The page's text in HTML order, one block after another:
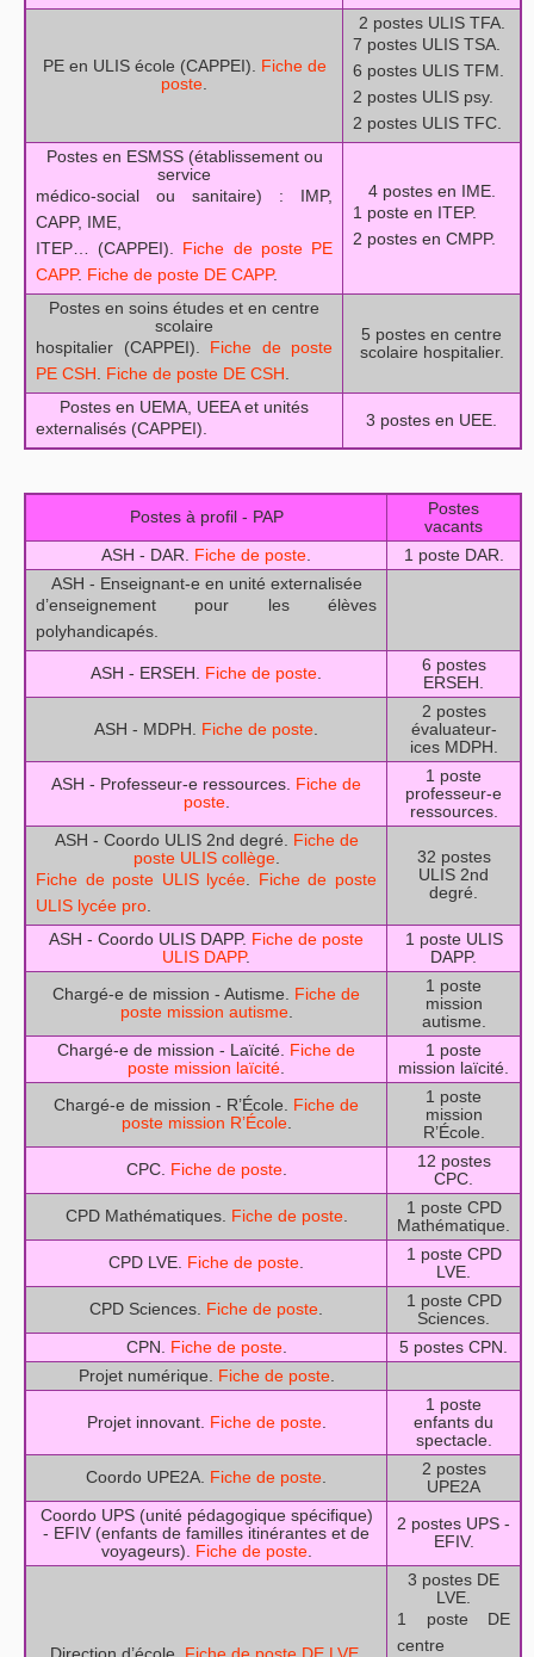
PE en ULIS école (CAPPEI).
Fiche de
poste
2 postes ULIS TFA.
7 postes ULIS TSA.
6 postes ULIS TFM.
2 postes ULIS psy.
2 postes ULIS TFC.
Postes en ESMSS (établissement ou
service
médico-social ou sanitaire) : IMP,
CAPP, IME,
ITEP… (CAPPEI).
Fiche de poste PE
CAPP. Fiche de poste DE CAPP.
4 postes en IME.
1 poste en ITEP.
2 postes en CMPP.
Postes en soins études et en centre
scolaire
hospitalier (CAPPEI).
Fiche de poste
PE CSH
Fiche de poste DE CSH
5 postes en centre
scolaire hospitalier.
Postes en UEMA, UEEA et unités
externalisés (CAPPEI).
3 postes en UEE.
Postes à profil - PAP
Postes
vacants
ASH - DAR. Fiche de poste
1 poste DAR.
ASH - Enseignant-e en unité externalisée
d’enseignement pour les élèves
polyhandicapés.
ASH - ERSEH. Fiche de poste
6 postes
ERSEH.
ASH - MDPH. Fiche de poste
2 postes
évaluateur-
ices MDPH.
ASH - Professeur-e ressources. Fiche de
poste.
1 poste
professeur-e
ressources.
ASH - Coordo ULIS 2nd degré. Fiche de
poste ULIS collège.
Fiche de poste ULIS lycée
Fiche de poste
ULIS lycée pro
32 postes
ULIS 2nd
degré.
ASH - Coordo ULIS DAPP. Fiche de poste
ULIS DAPP.
1 poste ULIS
DAPP.
Chargé-e de mission - Autisme. Fiche de
poste mission autisme.
1 poste
mission
autisme.
Chargé-e de mission - Laïcité. Fiche de
poste mission laïcité
1 poste
mission laïcité.
Chargé-e de mission - R’École. Fiche de
poste mission R’École.
1 poste
mission
R’École.
CPC. Fiche de poste.
12 postes
CPC.
CPD Mathématiques. Fiche de poste.
1 poste CPD
Mathématique.
CPD LVE. Fiche de poste
1 poste CPD
LVE.
CPD Sciences. Fiche de poste
1 poste CPD
Sciences.
CPN. Fiche de poste.
5 postes CPN.
Projet numérique. Fiche de poste.
Projet innovant. Fiche de poste.
1 poste
enfants du
spectacle.
Coordo UPE2A. Fiche de poste
2 postes
UPE2A
Coordo UPS (unité pédagogique spécifique)
- EFIV (enfants de familles itinérantes et de
voyageurs). Fiche de poste.
2 postes UPS -
EFIV.
3 postes DE
LVE.
1 poste DE
centre